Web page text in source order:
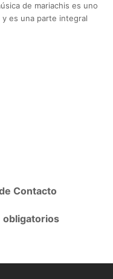
de mariachis es uno
es una parte integral
Contacto
obligatorios